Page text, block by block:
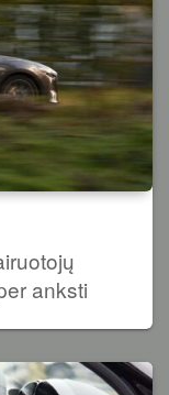
anksti